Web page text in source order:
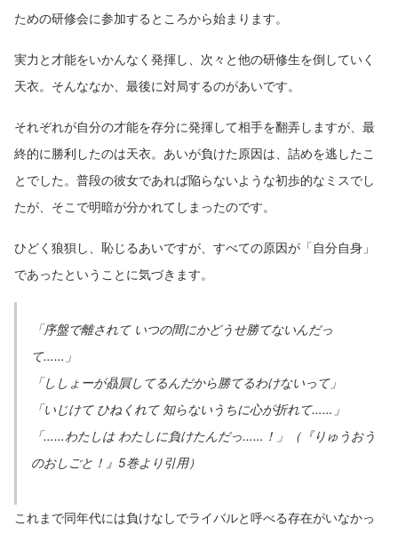
ための研修会に参加するところから始まります。
実力と才能をいかんなく発揮し、次々と他の研修生を倒していく
天衣。そんななか、最後に対局するのがあいです。
それぞれが自分の才能を存分に発揮して相手を翻弄しますが、最
終的に勝利したのは天衣。あいが負けた原因は、詰めを逃したこ
とでした。普段の彼女であれば陥らないような初歩的なミスでし
たが、そこで明暗が分かれてしまったのです。
ひどく狼狽し、恥じるあいですが、すべての原因が「自分自身」
であったということに気づきます。
「序盤で離されて いつの間にかどうせ勝てないんだっ
て……」
「ししょーが贔屓してるんだから勝てるわけないって」
「いじけて ひねくれて 知らないうちに心が折れて……」
「……わたしは わたしに負けたんだっ……！」（『りゅうおう
のおしごと！』5巻より引用）
これまで同年代には負けなしでライバルと呼べる存在がいなかっ